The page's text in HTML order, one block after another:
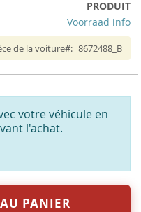
PRODUIT
Voorraad info
de la voiture 8672488_B
votre véhicule en
l'achat.
PANIER